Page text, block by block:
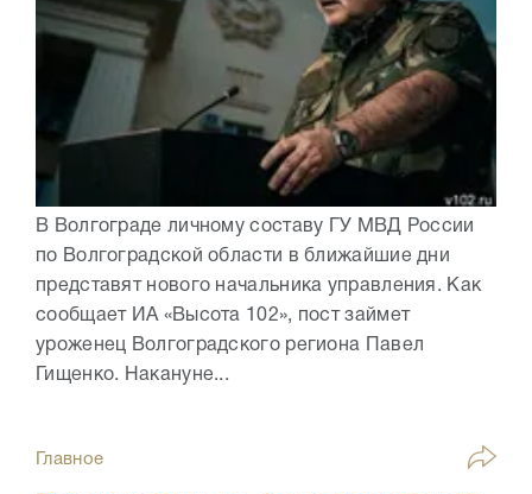
В Волгограде личному составу ГУ МВД России
по Волгоградской области в ближайшие дни
представят нового начальника управления. Как
сообщает ИА «Высота 102», пост займет
уроженец Волгоградского региона Павел
Гищенко. Накануне...
Главное